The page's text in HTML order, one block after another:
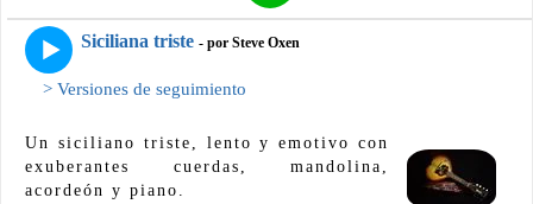
Siciliana triste - por Steve Oxen
> Versiones de seguimiento
Un siciliano triste, lento y emotivo con
exuberantes cuerdas, mandolina,
acordeón y piano.